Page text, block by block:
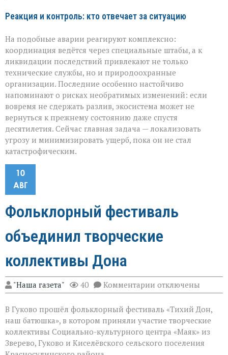
Реакция и контроль: кто отвечает за ситуацию
На подобные аварии реагируют комплексно:
координация ведётся через специальные штабы, а к
ликвидации последствий привлекают не только
технические службы, но и природоохранные
организации. Последние особенно настойчиво
напоминают о рисках необратимых изменений: если
вовремя не сдержать разлив, экосистема может не
вернуться к прежнему состоянию даже спустя
десятилетия. Сейчас главная задача — локализовать
угрозу и минимизировать ущерб, пока он не стал
катастрофическим.
10
АВГ
Фольклорный фестиваль
объединил творческие
коллективы Дона
"Наша газета" 40 Комментарии к
записи
фестиваль
объединил
творческие
коллективы
Дона
отключены
В Гуково прошёл фольклорный фестиваль «Тихий Дон,
наш батюшка», в котором приняли участие творческие
коллективы Социально-культурного центра «Маяк» из
Зверево, Гуково и Киселёвского сельского поселения